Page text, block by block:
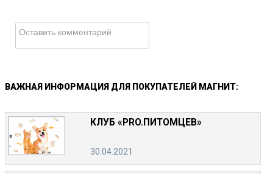
ВАЖНАЯ ИНФОРМАЦИЯ ДЛЯ ПОКУПАТЕЛЕЙ МАГНИТ:
КЛУБ «PRO.ПИТОМЦЕВ»
30.04.2021